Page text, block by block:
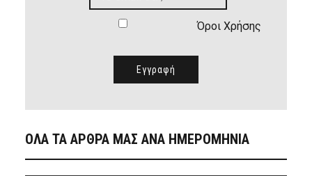
Όροι Χρήσης
ΟΛΑ ΤΑ ΑΡΘΡΑ ΜΑΣ ΑΝΑ ΗΜΕΡΟΜΗΝΙΑ